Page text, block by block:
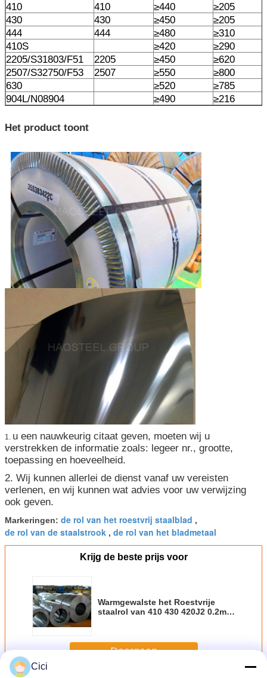
410
410 ≥440
≥205
430
430 ≥450
≥205
444
444 ≥480
≥310
410S
≥420
≥290
2205/S31803/F51
2205 ≥450
≥620
2507/S32750/F53
2507 ≥550
≥800
630
≥520
≥785
904L/N08904
≥490 ≥216
Het product toont
1. u een nauwkeurig citaat geven, moeten wij u
verstrekken de informatie zoals: legeer nr., grootte,
toepassing en hoeveelheid.
2. Wij kunnen allerlei de dienst vanaf uw vereisten
verlenen, en wij kunnen wat advies voor uw verwijzing
ook geven.
Markeringen: de rol van het roestvrij staalblad ,
de rol van de staalstrook , de rol van het bladmetaal
Krijg de beste prijs voor
Warmgewalste het Roestvrije
staalrol van 410 430 420J2 0.2mm
Doorgaan
Cici